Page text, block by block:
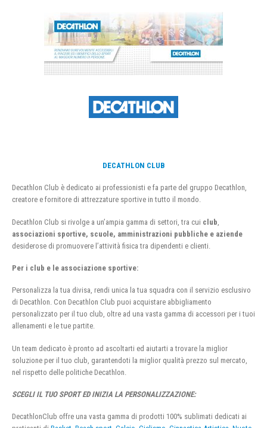
DECATHLON CLUB
Decathlon Club è dedicato ai professionisti e fa parte del gruppo Decathlon,
creatore e fornitore di attrezzature sportive in tutto il mondo.
Decathlon Club si rivolge a un’ampia gamma di settori, tra cui club
associazioni sportive, scuole, amministrazioni pubbliche e aziende
desiderose di promuovere l’attività fisica tra dipendenti e clienti.
Per i club e le associazione sportive:
Personalizza la tua divisa, rendi unica la tua squadra con il servizio esclusivo
di Decathlon. Con Decathlon Club puoi acquistare abbigliamento
personalizzato per il tuo club, oltre ad una vasta gamma di accessori per i tuoi
allenamenti e le tue partite.
Un team dedicato è pronto ad ascoltarti ed aiutarti a trovare la miglior
soluzione per il tuo club, garantendoti la miglior qualità prezzo sul mercato,
nel rispetto delle politiche Decathlon.
SCEGLI IL TUO SPORT ED INIZIA LA PERSONALIZZAZIONE:
DecathlonClub offre una vasta gamma di prodotti 100% sublimati dedicati ai